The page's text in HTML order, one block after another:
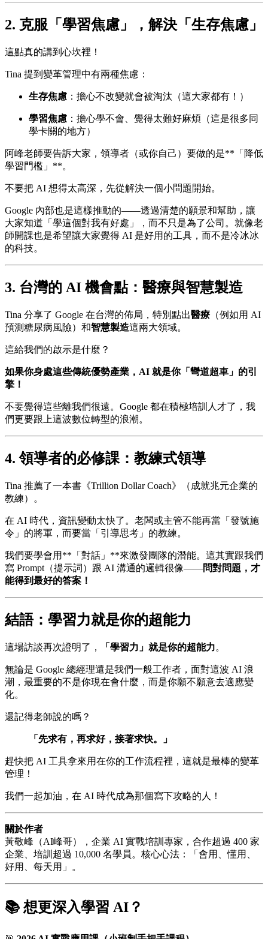
2. 克服「學習焦慮」，解決「生存焦慮」
這點真的講到心坎裡！
Tina 提到變革管理中有兩種焦慮：
生存焦慮 ：擔心不改變就會被淘汰（這大家都有！）
學習焦慮 ：擔心學不會、覺得太難好麻煩（這是很多同
學卡關的地方）
阿峰老師要告訴大家，領導者（或你自己）要做的是**「降低
學習門檻」**。
不要把 AI 想得太高深，先從解決一個小問題開始。
Google 內部也是這樣推動的——透過清楚的願景和幫助，讓
大家知道「學這個對我有好處」，而不只是為了公司。就像老
師開課也是希望讓大家覺得 AI 是好用的工具，而不是冷冰冰
的科技。
3. 台灣的 AI 機會點：醫療與智慧製造
Tina 分享了 Google 在台灣的佈局，特別點出醫療 （例如用 AI
預測糖尿病風險）和智慧製造這兩大領域。
這給我們的啟示是什麼？
如果你身處這些傳統優勢產業，AI 就是你「彎道超車」的引
擎！
不要覺得這些離我們很遠。Google 都在積極培訓人才了，我
們更要跟上這波數位轉型的浪潮。
4. 領導者的必修課：教練式領導
Tina 推薦了一本書《Trillion Dollar Coach》（成就兆元企業的
教練）。
在 AI 時代，資訊變動太快了。老闆或主管不能再當「發號施
令」的將軍，而要當「引導思考」的教練。
我們要學會用**「對話」**來激發團隊的潛能。這其實跟我們
寫 Prompt（提示詞）跟 AI 溝通的邏輯很像——問對問題，才
能得到最好的答案！
結語：學習力就是你的超能力
這場訪談再次證明了， 「學習力」就是你的超能力。
無論是 Google 總經理還是我們一般工作者，面對這波 AI 浪
潮，最重要的不是你現在會什麼，而是你願不願意去適應變
化。
還記得老師說的嗎？
「先求有，再求好，接著求快。」
趕快把 AI 工具拿來用在你的工作流程裡，這就是最棒的變革
管理！
我們一起加油，在 AI 時代成為那個寫下攻略的人！
關於作者
黃敬峰（AI峰哥），企業 AI 實戰培訓專家，合作超過 400 家
企業、培訓超過 10,000 名學員。核心心法：「會用、懂用、
好用、每天用」。
📚 想更深入學習 AI？